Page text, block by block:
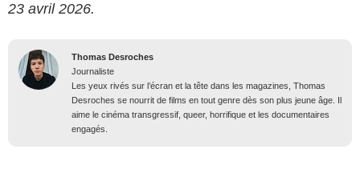
23 avril 2026.
Thomas Desroches
Journaliste
Les yeux rivés sur l’écran et la tête dans les magazines, Thomas
Desroches se nourrit de films en tout genre dès son plus jeune âge. Il
aime le cinéma transgressif, queer, horrifique et les documentaires
engagés.